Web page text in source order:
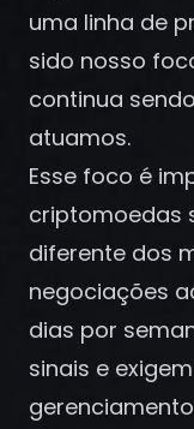
uma linha de
sido nosso
continua
atuamos.
Esse foco é
criptomoedas
diferente dos
negociações
dias por
sinais e